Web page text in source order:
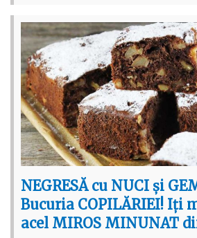
NEGRESĂ cu NUCI și
Bucuria COPILĂRIEI! Iți
acel MIROS MINUNAT